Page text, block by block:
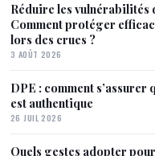
Réduire les vulnérabilités
Comment protéger
lors des crues ?
3 AOÛT 2026
DPE : comment s’assurer
est authentique
26 JUIL 2026
Quels gestes adopter